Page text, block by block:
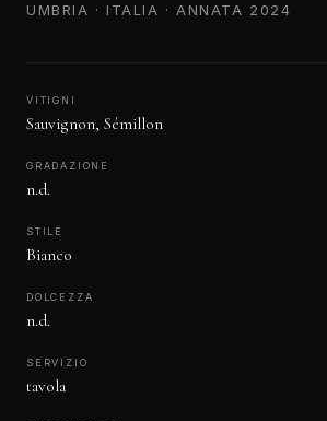
UMBRIA · ITALIA · ANNATA 2024
VITIGNI
Sauvignon, Sémillon
GRADAZIONE
n.d.
STILE
Bianco
DOLCEZZA
n.d.
SERVIZIO
tavola